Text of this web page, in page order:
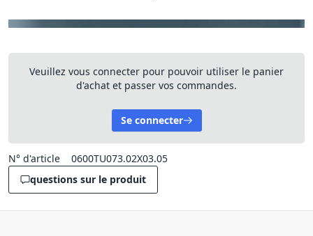
Veuillez vous connecter pour pouvoir utiliser le panier
d'achat et passer vos commandes.
Se connecter
N° d'article
0600TU073.02X03.05
questions sur le produit